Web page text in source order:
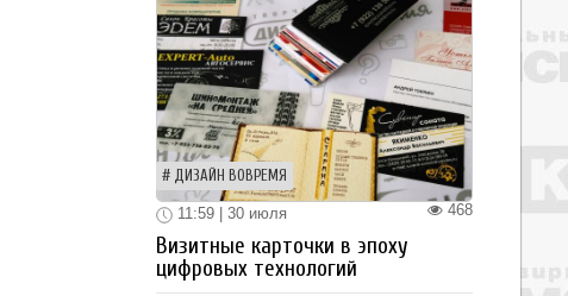
ДИЗАЙН ВОВРЕМЯ
468
11:59 | 30 июля
Визитные карточки в эпоху
цифровых технологий